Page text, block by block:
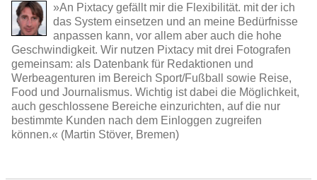
»An Pixtacy gefällt mir die Flexibilität. mit der ich
das System einsetzen und an meine Bedürfnisse
anpassen kann, vor allem aber auch die hohe
Geschwindigkeit. Wir nutzen Pixtacy mit drei Fotografen
gemeinsam: als Datenbank für Redaktionen und
Werbeagenturen im Bereich Sport/Fußball sowie Reise,
Food und Journalismus. Wichtig ist dabei die Möglichkeit,
auch geschlossene Bereiche einzurichten, auf die nur
bestimmte Kunden nach dem Einloggen zugreifen
können.« (Martin Stöver, Bremen)